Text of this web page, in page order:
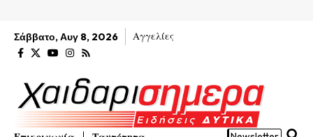
Σάββατο, Αυγ 8, 2026 Αγγελίες